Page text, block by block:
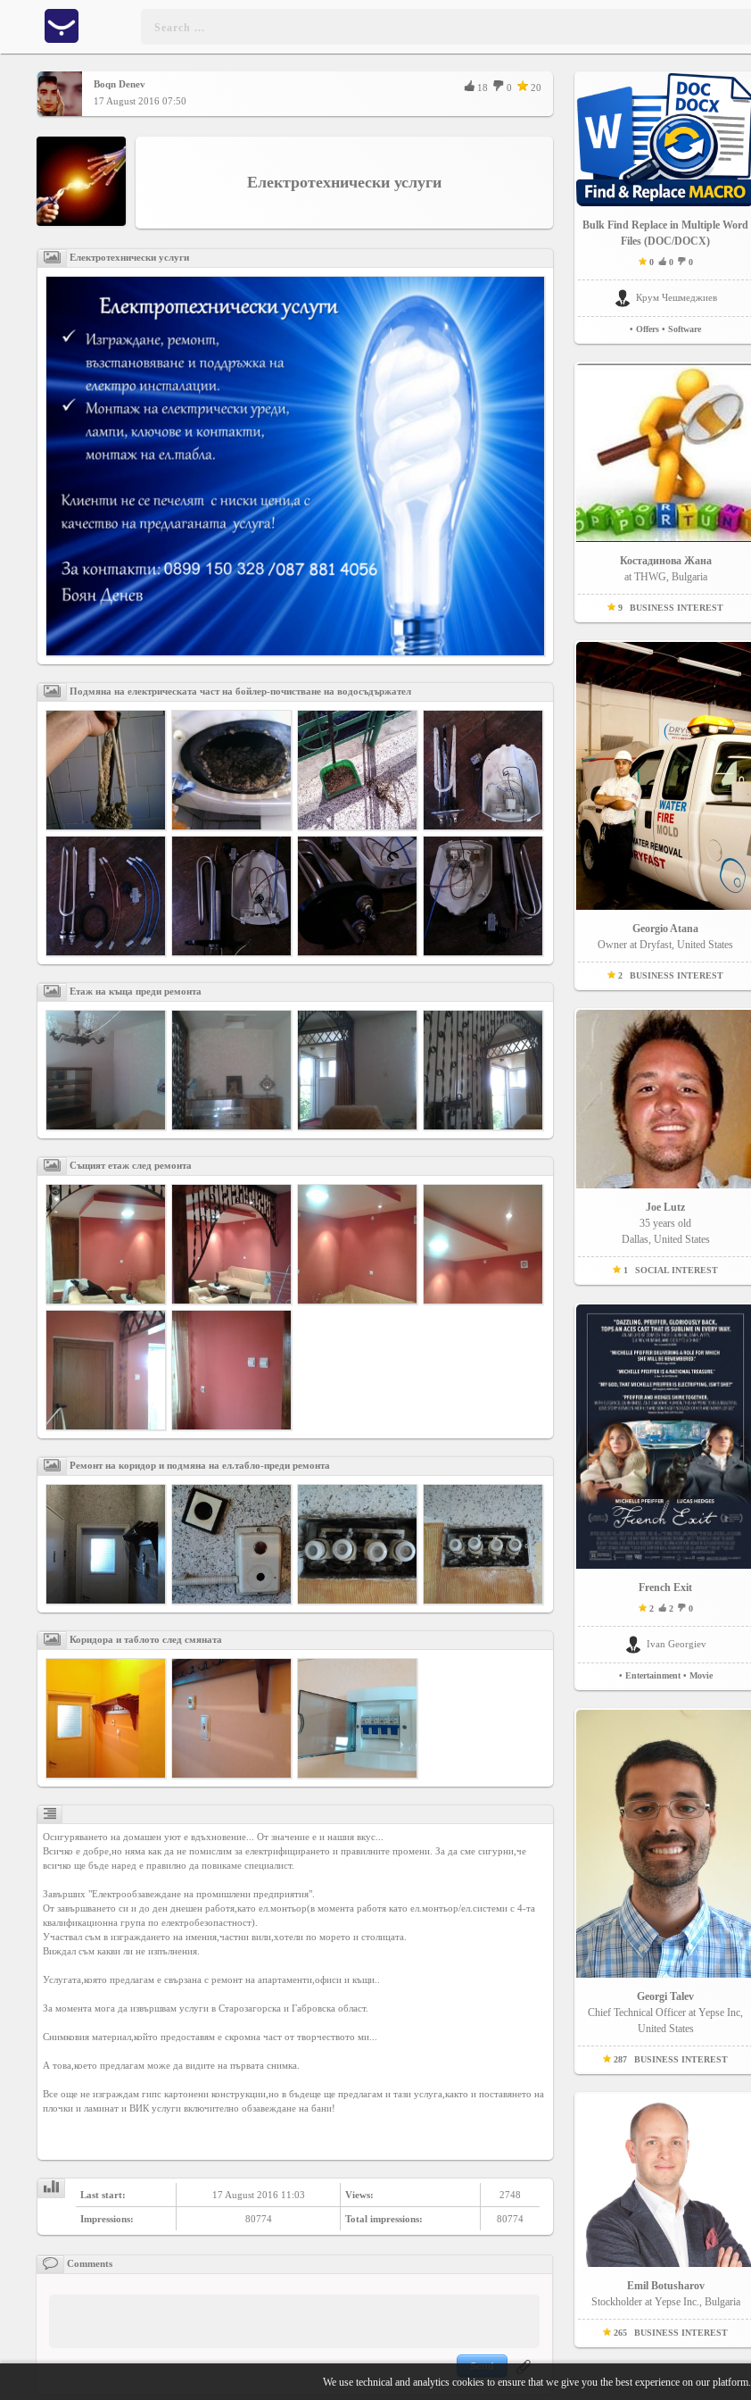
We use technical and analytics cookies to ensure that we give you the best experience on our platform.
Home
CONTENT
Charts
Business
Social
FB
Registration
About
User
Agreement
Privacy
Policy
Contact
us
Boqn Denev
17 August 2016 07:50
18 0 20
Електротехнически услуги
Електротехнически услуги
Подмяна на електрическата част на бойлер-почистване на водосъдържател
Етаж на къща преди ремонта
Същият етаж след ремонта
Ремонт на коридор и подмяна на ел.табло-преди ремонта
Коридора и таблото след смяната
Осигуряването на домашен уют е вдъхновение... От значение е и нашия вкус...
Всичко е добре,но няма как да не помислим за електрифицирането и правилните промени. За да сме сигурни,че
всичко ще бъде наред е правилно да повикаме специалист.
Завърших "Електрообзавеждане на промишлени предприятия".
От завършването си и до ден днешен работя,като ел.монтьор(в момента работя като ел.монтьор/ел.системи с 4-та
квалификационна група по електробезопастност).
Участвал съм в изграждането на имения,частни вили,хотели по морето и столицата.
Виждал съм какви ли не изпълнения.
Услугата,която предлагам е свързана с ремонт на апартаменти,офиси и къщи..
За момента мога да извършвам услуги в Старозагорска и Габровска област.
Снимковия материал,който предоставям е скромна част от творчеството ми...
А това,което предлагам може да видите на първата снимка.
Все още не изграждам гипс картонени конструкции,но в бъдеще ще предлагам и тази услуга,както и поставянето на
плочки и ламинат и ВИК услуги включително обзавеждане на бани!
Last start: 17 August 2016 11:03 Views: 2748
Impressions: 80774 Total impressions: 80774
Comments
Send
Bulk Find Replace in Multiple Word
Files (DOC/DOCX)
0 0 0
Крум Чешмеджиев
• Offers • Software
Костадинова Жана
at THWG, Bulgaria
9 BUSINESS INTEREST
Georgio Atana
Owner at Dryfast, United States
2 BUSINESS INTEREST
Joe Lutz
35 years old
Dallas, United States
1 SOCIAL INTEREST
French Exit
2 2 0
Ivan Georgiev
• Entertainment • Movie
Georgi Talev
Chief Technical Officer at Yepse Inc,
United States
287 BUSINESS INTEREST
Emil Botusharov
Stockholder at Yepse Inc., Bulgaria
265 BUSINESS INTEREST